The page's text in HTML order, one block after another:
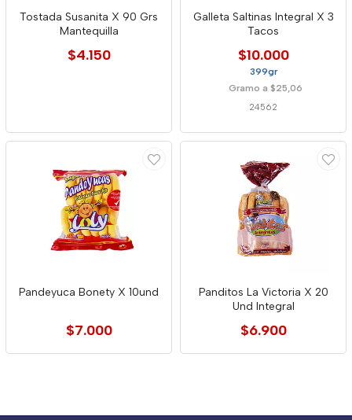
Tostada Susanita X 90 Grs
Mantequilla
$4.150
Galleta Saltinas Integral X 3
Tacos
$10.000
399gr
Gramo a $25,06
24562
Pandeyuca Bonety X 10und
$7.000
Panditos La Victoria X 20
Und Integral
$6.900